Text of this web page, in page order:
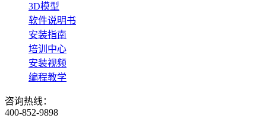
3D模型
软件说明书
安装指南
培训中心
安装视频
编程教学
咨询热线：
400-852-9898